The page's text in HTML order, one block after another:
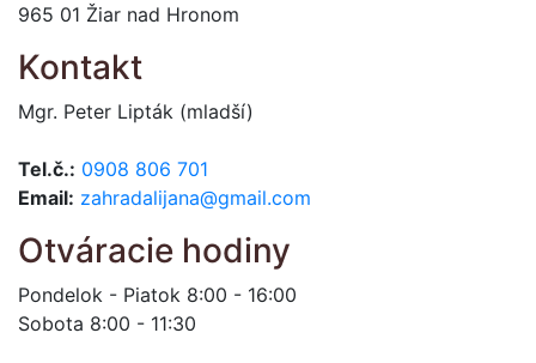
965 01 Žiar nad Hronom
Kontakt
Mgr. Peter Lipták (mladší)
Tel.č.: 0908 806 701
Email: zahradalijana@gmail.com
Otváracie hodiny
Pondelok - Piatok 8:00 - 16:00
Sobota 8:00 - 11:30